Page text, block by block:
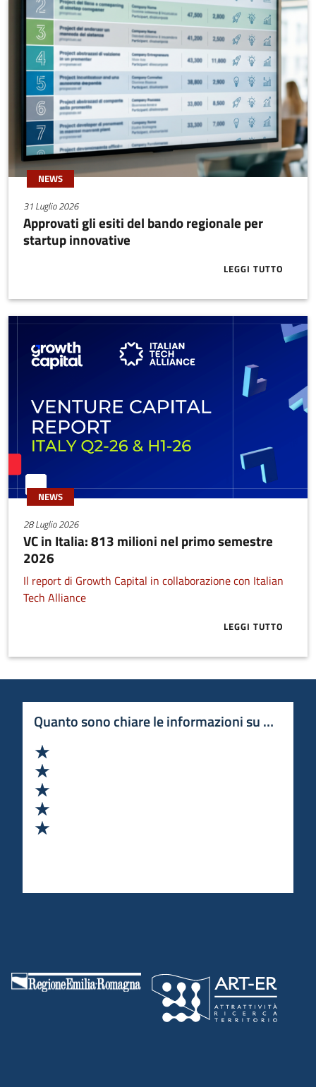
NEWS
31 Luglio 2026
Approvati gli esiti del bando regionale per
startup innovative
LEGGI TUTTO
ABOUT
NEWS
28 Luglio 2026
VC in Italia: 813 milioni nel primo semestre
2026
Il report di Growth Capital in collaborazione con Italian
Tech Alliance
LEGGI TUTTO
ABOUT VC
Quanto sono chiare le informazioni su questa